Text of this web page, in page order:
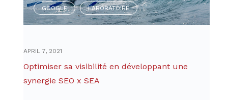
GOOGLE
,
LABORATOIRE
APRIL 7, 2021
Optimiser sa visibilité en développant une
synergie SEO x SEA